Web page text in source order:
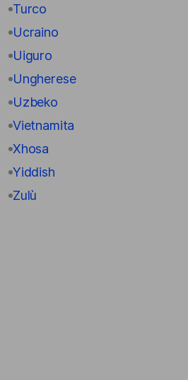
Turco
Ucraino
Uiguro
Ungherese
Uzbeko
Vietnamita
Xhosa
Yiddish
Zulù